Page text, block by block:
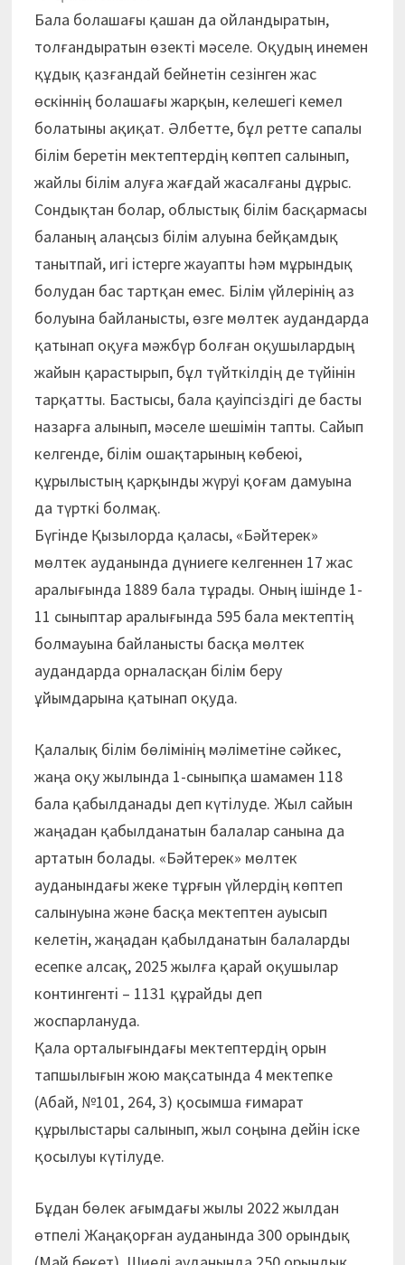
Бала болашағы қашан да ойландыратын,
толғандыратын өзекті мәселе. Оқудың инемен
құдық қазғандай бейнетін сезінген жас
өскіннің болашағы жарқын, келешегі кемел
болатыны ақиқат. Әлбетте, бұл ретте сапалы
білім беретін мектептердің көптеп салынып,
жайлы білім алуға жағдай жасалғаны дұрыс.
Сондықтан болар, облыстық білім басқармасы
баланың алаңсыз білім алуына бейқамдық
танытпай, игі істерге жауапты һәм мұрындық
болудан бас тартқан емес. Білім үйлерінің аз
болуына байланысты, өзге мөлтек аудандарда
қатынап оқуға мәжбүр болған оқушылардың
жайын қарастырып, бұл түйт­кілдің де түйінін
тарқатты. Бастысы, бала қауіпсіздігі де басты
назарға алынып, мәселе шешімін тапты. Сайып
келгенде, білім ошақтарының көбеюі,
құрылыстың қарқынды жүруі қоғам дамуына
да түрткі болмақ.
Бүгінде Қызылорда қаласы, «Бәйтерек»
мөлтек ауданында дүниеге келгеннен 17 жас
аралығында 1889 бала тұрады. Оның ішінде 1-
11 сыныптар аралығында 595 бала мектептің
болмауына байланысты басқа мөлтек
аудандарда орналасқан білім беру
ұйымдарына қатынап оқуда.
Қалалық білім бөлімінің мәліметіне сәйкес,
жаңа оқу жылында 1-сыныпқа шамамен 118
бала қабылданады деп күтілуде. Жыл сайын
жаңадан қабылданатын балалар санына да
артатын болады. «Бәйтерек» мөлтек
ауданындағы жеке тұрғын үйлердің көптеп
салынуына және басқа мектептен ауысып
келетін, жаңадан қабылданатын балаларды
есепке алсақ, 2025 жылға қарай оқушылар
контингенті – 1131 құрайды деп
жоспарлануда.
Қала орталығындағы мектептердің орын
тапшылығын жою мақсатында 4 мектепке
(Абай, №101, 264, 3) қосымша ғимарат
құрылыстары салынып, жыл соңына дейін іске
қосылуы күтілуде.
Бұдан бөлек ағымдағы жылы 2022 жылдан
өтпелі Жаңақорған ауданында 300 орындық